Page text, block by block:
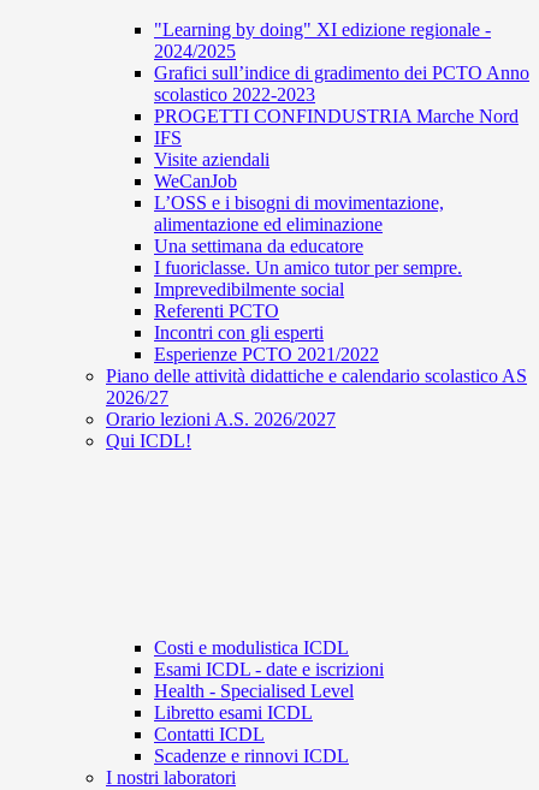
"Learning by doing" XI edizione regionale -
2024/2025
Grafici sull’indice di gradimento dei PCTO Anno
scolastico 2022-2023
PROGETTI CONFINDUSTRIA Marche Nord
IFS
Visite aziendali
WeCanJob
L’OSS e i bisogni di movimentazione,
alimentazione ed eliminazione
Una settimana da educatore
I fuoriclasse. Un amico tutor per sempre.
Imprevedibilmente social
Referenti PCTO
Incontri con gli esperti
Esperienze PCTO 2021/2022
Piano delle attività didattiche e calendario scolastico AS
2026/27
Orario lezioni A.S. 2026/2027
Qui ICDL!
Costi e modulistica ICDL
Esami ICDL - date e iscrizioni
Health - Specialised Level
Libretto esami ICDL
Contatti ICDL
Scadenze e rinnovi ICDL
I nostri laboratori